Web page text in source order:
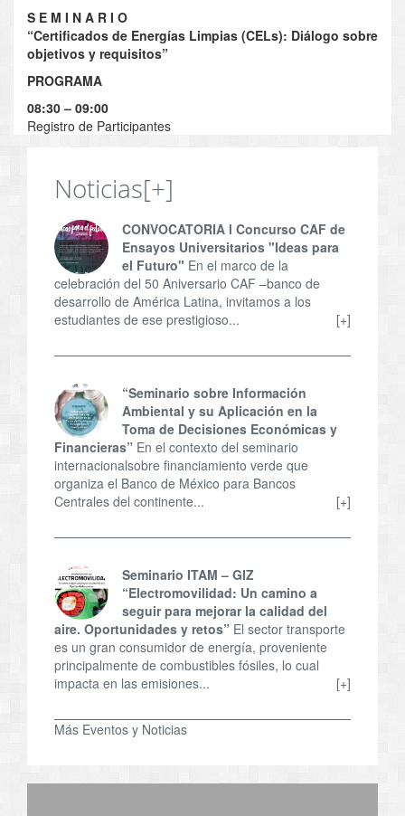
S E M I N A R I O
“Certificados de Energías Limpias (CELs): Diálogo sobre
objetivos y requisitos”
PROGRAMA
08:30 – 09:00
Registro de Participantes
Noticias[+]
CONVOCATORIA l Concurso CAF de
Ensayos Universitarios "Ideas para
el Futuro" En el marco de la
celebración del 50 Aniversario CAF –banco de
desarrollo de América Latina, invitamos a los
estudiantes de ese prestigioso...
[+]
“Seminario sobre Información
Ambiental y su Aplicación en la
Toma de Decisiones Económicas y
Financieras” En el contexto del seminario
internacionalsobre financiamiento verde que
organiza el Banco de México para Bancos
Centrales del continente...
[+]
Seminario ITAM – GIZ
“Electromovilidad: Un camino a
seguir para mejorar la calidad del
aire. Oportunidades y retos” El sector transporte
es un gran consumidor de energía, proveniente
principalmente de combustibles fósiles, lo cual
impacta en las emisiones...
[+]
Más Eventos y Noticias